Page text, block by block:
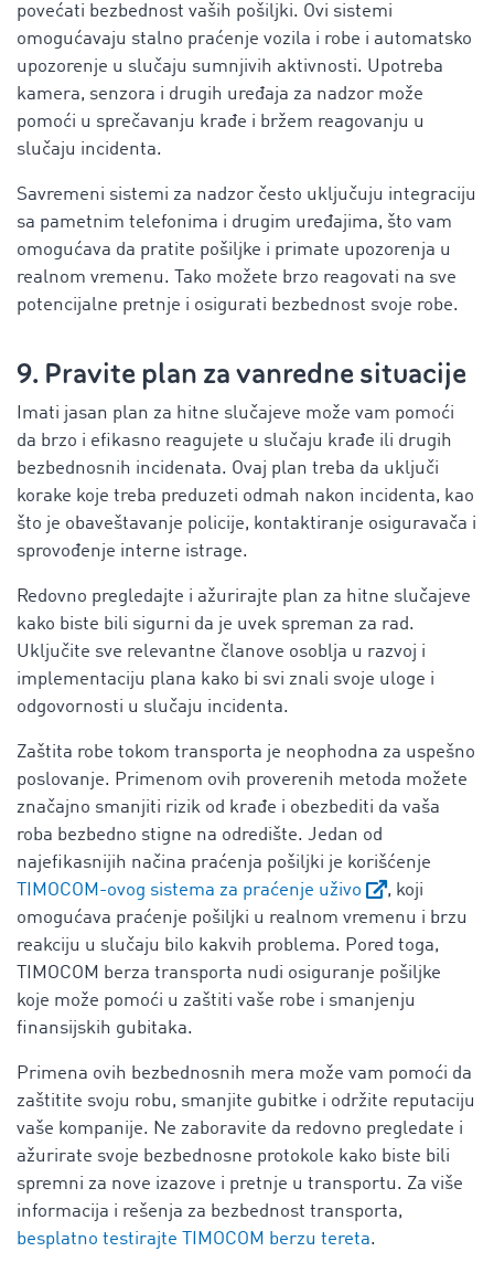
povećati bezbednost vaših pošiljki. Ovi sistemi
omogućavaju stalno praćenje vozila i robe i automatsko
upozorenje u slučaju sumnjivih aktivnosti. Upotreba
kamera, senzora i drugih uređaja za nadzor može
pomoći u sprečavanju krađe i bržem reagovanju u
slučaju incidenta.
Savremeni sistemi za nadzor često uključuju integraciju
sa pametnim telefonima i drugim uređajima, što vam
omogućava da pratite pošiljke i primate upozorenja u
realnom vremenu. Tako možete brzo reagovati na sve
potencijalne pretnje i osigurati bezbednost svoje robe.
9. Pravite plan za vanredne situacije
Imati jasan plan za hitne slučajeve može vam pomoći
da brzo i efikasno reagujete u slučaju krađe ili drugih
bezbednosnih incidenata. Ovaj plan treba da uključi
korake koje treba preduzeti odmah nakon incidenta, kao
što je obaveštavanje policije, kontaktiranje osiguravača i
sprovođenje interne istrage.
Redovno pregledajte i ažurirajte plan za hitne slučajeve
kako biste bili sigurni da je uvek spreman za rad.
Uključite sve relevantne članove osoblja u razvoj i
implementaciju plana kako bi svi znali svoje uloge i
odgovornosti u slučaju incidenta.
Zaštita robe tokom transporta je neophodna za uspešno
poslovanje. Primenom ovih proverenih metoda možete
značajno smanjiti rizik od krađe i obezbediti da vaša
roba bezbedno stigne na odredište. Jedan od
najefikasnijih načina praćenja pošiljki je korišćenje
TIMOCOM-ovog sistema za praćenje uživo
, koji
omogućava praćenje pošiljki u realnom vremenu i brzu
reakciju u slučaju bilo kakvih problema. Pored toga,
TIMOCOM berza transporta nudi osiguranje pošiljke
koje može pomoći u zaštiti vaše robe i smanjenju
finansijskih gubitaka.
Primena ovih bezbednosnih mera može vam pomoći da
zaštitite svoju robu, smanjite gubitke i održite reputaciju
vaše kompanije. Ne zaboravite da redovno pregledate i
ažurirate svoje bezbednosne protokole kako biste bili
spremni za nove izazove i pretnje u transportu. Za više
informacija i rešenja za bezbednost transporta,
besplatno testirajte TIMOCOM berzu tereta.